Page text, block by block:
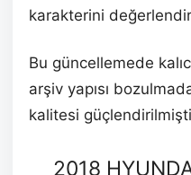
karakterini
Bu güncellemede
arşiv yapısı
kalitesi
2018